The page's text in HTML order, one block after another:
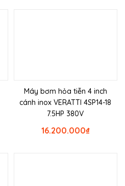
Máy bơm hỏa tiễn 4 inch
cánh inox VERATTI 4SP14-18
7.5HP 380V
₫
16.200.000